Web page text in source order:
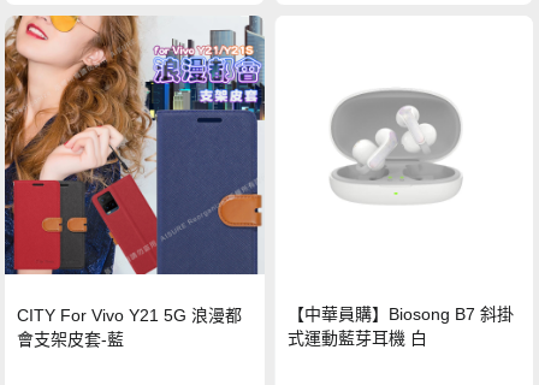
CITY For Vivo Y21 5G 浪漫都
會支架皮套-藍
【中華員購】Biosong B7 斜掛
式運動藍芽耳機 白